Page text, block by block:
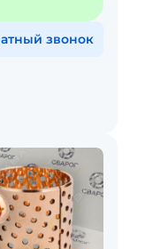
звонок